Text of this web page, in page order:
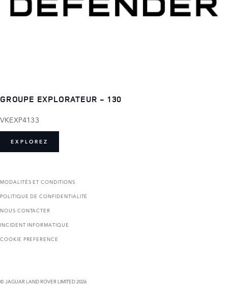
GROUPE EXPLORATEUR - 130
VKEXP4133
EXPLOREZ
MODALITÉS ET CONDITIONS
POLITIQUE DE CONFIDENTIALITÉ
NOUS CONTACTER
INCIDENT INFORMATIQUE
COOKIE PREFERENCE
© JAGUAR LAND ROVER LIMITED 2026